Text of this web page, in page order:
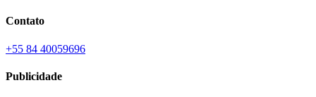
Contato
+55 84 40059696
Publicidade